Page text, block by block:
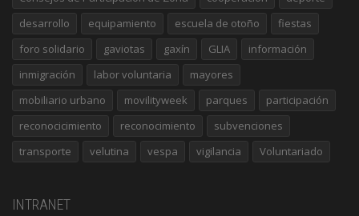
desarrollo
equipamiento escuela de otoño
fiestas
foro solidario
gaviotas gaxín GLIA
información
inmigración
labor voluntaria
mayores
mobiliario urbano
movilityweek parques
participación
reconocicimiento
reconocimiento
subvenciones
transporte
velutina vespa vigilancia Voluntariado
INTRANET